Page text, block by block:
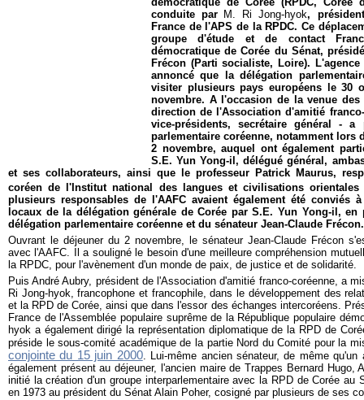
conduite par M. Ri Jong-hyok,
France de l'APS de la RPDC. Ce
groupe d'étude et de contact
démocratique de Corée du Sénat,
Frécon (Parti socialiste, Loire).
annoncé que la délégation
visiter plusieurs pays européens le 30
novembre. A l'occasion de la venue
direction de l'Association d'amitié
vice-présidents, secrétaire général -
parlementaire coréenne, notamment lors
2 novembre, auquel ont également
S.E. Yun Yong-il, délégué général,
et ses collaborateurs, ainsi que le professeur Patrick Maurus,
coréen de l'Institut national des langues et civilisations orientales
plusieurs responsables de l'AAFC avaient également été conviés
locaux de la délégation générale de Corée par S.E. Yun Yong-il, en
délégation parlementaire coréenne et du sénateur Jean-Claude Frécon.
Ouvrant le déjeuner du 2 novembre, le sénateur Jean-Claude Frécon
avec l'AAFC. Il a souligné le besoin d'une meilleure compréhension
la RPDC, pour l'avènement d'un monde de paix, de justice et de solidarité.
Puis André Aubry, président de l'Association d'amitié franco-coréenne, a
Ri Jong-hyok, francophone et francophile, dans le développement des
et la RPD de Corée, ainsi que dans l'essor des échanges intercoréens.
France de l'Assemblée populaire suprême de la République populaire
hyok a également dirigé la représentation diplomatique de la RPD de
préside le sous-comité académique de la partie Nord du Comité pour la
conjointe du 15 juin 2000. Lui-même ancien sénateur, de même qu'un
également présent au déjeuner, l'ancien maire de Trappes Bernard Hugo,
initié la création d'un groupe interparlementaire avec la RPD de Corée au
en 1973 au président du Sénat Alain Poher, cosigné par plusieurs de ses